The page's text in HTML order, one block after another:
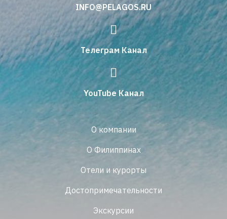
INFO@PELAGOS.RU
Телеграм Канал
YouTube Канал
О компании
О Филиппинах
Отели и курорты
Достопримечательности
Экскурсии